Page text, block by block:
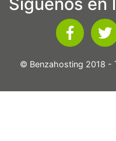
© Benzahosting 2018 -